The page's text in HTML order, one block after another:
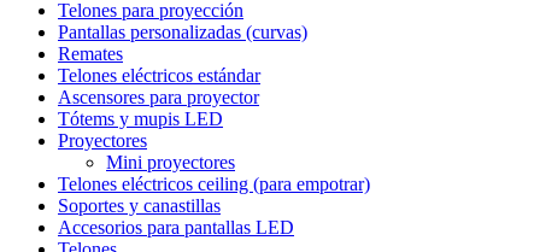
Telones para proyección
Pantallas personalizadas (curvas)
Remates
Telones eléctricos estándar
Ascensores para proyector
Tótems y mupis LED
Proyectores
Mini proyectores
Telones eléctricos ceiling (para empotrar)
Soportes y canastillas
Accesorios para pantallas LED